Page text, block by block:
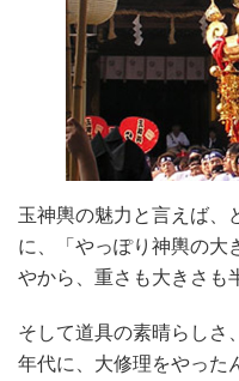
玉神輿の魅力と言えば、
に、「やっぽり神輿の大
やから、重さも大きさも
そして道具の素晴らしさ
年代に、大修理をやった